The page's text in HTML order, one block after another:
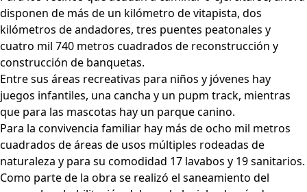
disponen de más de un kilómetro de vitapista, dos
kilómetros de andadores, tres puentes peatonales y
cuatro mil 740 metros cuadrados de reconstrucción y
construcción de banquetas.
Entre sus áreas recreativas para niños y jóvenes hay
juegos infantiles, una cancha y un pupm track, mientras
que para las mascotas hay un parque canino.
Para la convivencia familiar hay más de ocho mil metros
cuadrados de áreas de usos múltiples rodeadas de
naturaleza y para su comodidad 17 lavabos y 19 sanitarios.
Como parte de la obra se realizó el saneamiento del